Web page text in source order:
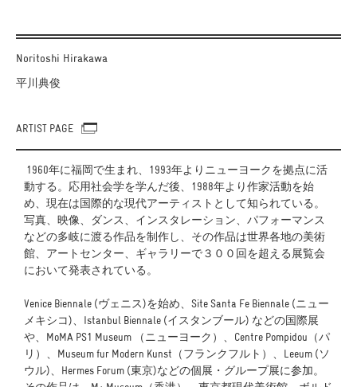
Noritoshi Hirakawa
平川典俊
ARTIST PAGE
1960年に福岡で生まれ、1993年よりニューヨークを拠点に活
動する。応用社会学を学んだ後、1988年より作家活動を始
め、現在は国際的な現代アーティストとして知られている。
写真、映像、ダンス、インスタレーション、パフォーマンス
などの多岐に渡る作品を制作し、その作品は世界各地の美術
館、アートセンター、ギャラリーで３００回を超える展覧会
において発表されている。
Venice Biennale (ヴェニス)を始め、Site Santa Fe Biennale (ニュー
メキシコ)、Istanbul Biennale (イスタンブール) などの国際展
や、MoMA PS1 Museum （ニューヨーク）、Centre Pompidou（パ
リ）、Museum fur Modern Kunst（フランクフルト）、Leeum (ソ
ウル)、Hermes Forum (東京)などの個展・グループ展に参加。